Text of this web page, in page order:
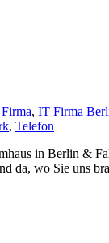
, IT Firma
, Telefon
in Berlin &
da, wo Sie uns